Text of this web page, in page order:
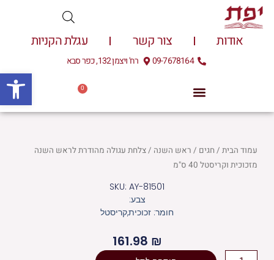
דילוג
לתוכן
אודות צור קשר עגלת הקניות
09-7678164 רח' ויצמן 132, כפר סבא
0
עגלת
עמוד הבית/ חגים / ראש השנה / צלחת עגולה מהודרת לראש השנה
מזכוכית וקריסטל 40 ס"מ
SKU: AY-81501
צבע:
חומר: זכוכית,קריסטל
161.98 ₪